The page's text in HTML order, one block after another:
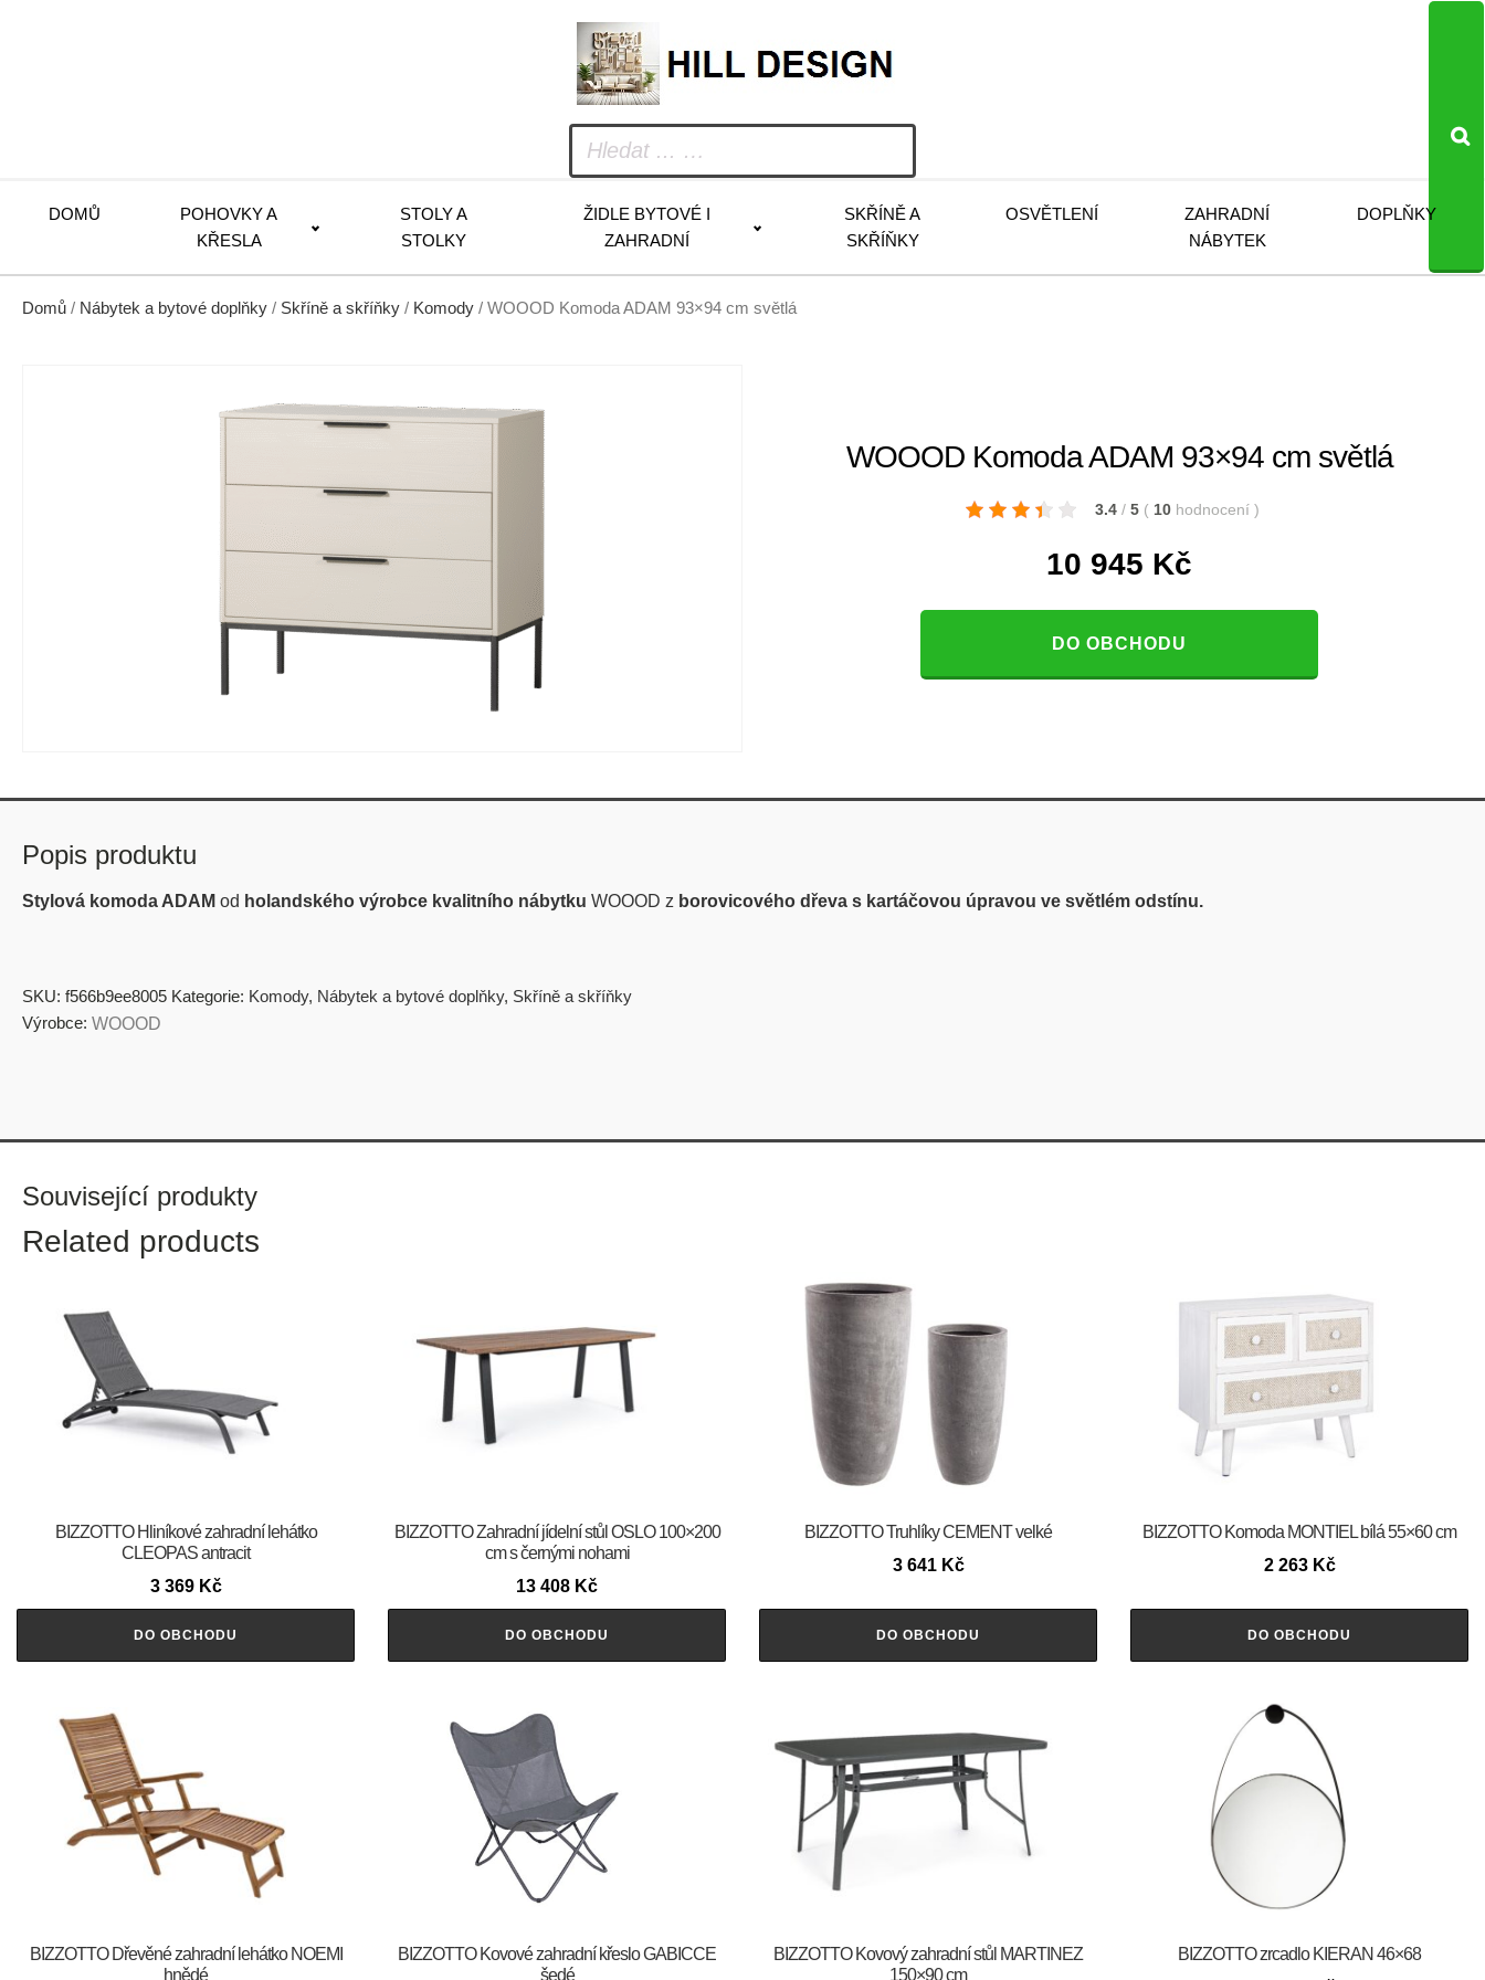
DOMŮ
POHOVKY A
KŘESLA
STOLY A
STOLKY
ŽIDLE BYTOVÉ I
ZAHRADNÍ
SKŘÍNĚ A
SKŘÍŇKY
OSVĚTLENÍ
ZAHRADNÍ
NÁBYTEK
DOPLŇKY
Domů / Nábytek a bytové doplňky / Skříně a skříňky / Komody / WOOOD Komoda ADAM 93×94 cm světlá
WOOOD Komoda ADAM 93×94 cm světlá
3.4 / 5 ( 10 hodnocení )
10 945 Kč
DO OBCHODU
Popis produktu
Stylová komoda ADAM od holandského výrobce kvalitního nábytku WOOOD z borovicového dřeva s kartáčovou úpravou ve světlém odstínu.
SKU: f566b9ee8005 Kategorie: Komody, Nábytek a bytové doplňky, Skříně a skříňky
Výrobce: WOOOD
Související produkty
Related products
BIZZOTTO Hliníkové zahradní lehátko
CLEOPAS antracit
3 369 Kč
DO OBCHODU
BIZZOTTO Zahradní jídelní stůl OSLO 100×200
cm s černými nohami
13 408 Kč
DO OBCHODU
BIZZOTTO Truhlíky CEMENT velké
3 641 Kč
DO OBCHODU
BIZZOTTO Komoda MONTIEL bílá 55×60 cm
2 263 Kč
DO OBCHODU
BIZZOTTO Dřevěné zahradní lehátko NOEMI
hnědé
BIZZOTTO Kovové zahradní křeslo GABICCE
šedé
BIZZOTTO Kovový zahradní stůl MARTINEZ
150×90 cm
BIZZOTTO zrcadlo KIERAN 46×68